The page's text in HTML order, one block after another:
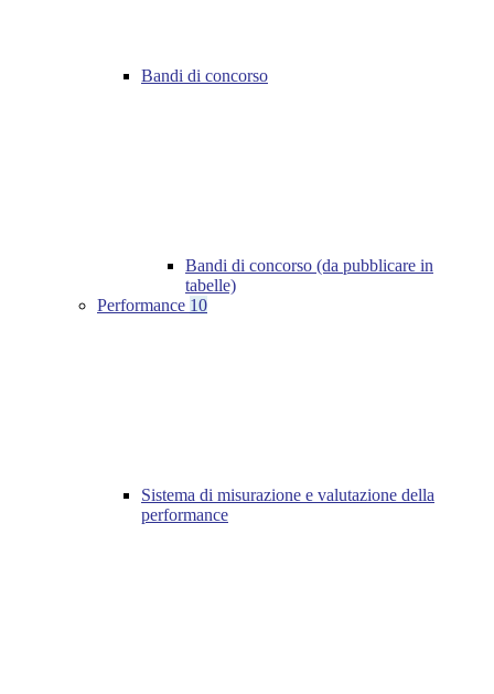
Bandi di concorso
Bandi di concorso (da pubblicare in
tabelle)
Performance 10
Sistema di misurazione e valutazione della
performance